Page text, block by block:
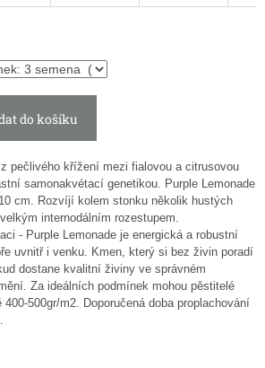
do košíku
pečlivého křížení mezi fialovou a citrusovou
samonakvétací genetikou. Purple Lemonade
cm. Rozvíjí kolem stonku několik hustých
internodálním rozestupem.
- Purple Lemonade je energická a robustní
uvnitř i venku. Kmen, který si bez živin poradí
dostane kvalitní živiny ve správném
Za ideálních podmínek mohou pěstitelé
500gr/m2. Doporučená doba proplachování